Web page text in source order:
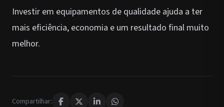
Investir em equipamentos de qualidade ajuda a ter
mais eficiência, economia e um resultado final muito
melhor.
Compartilhar: